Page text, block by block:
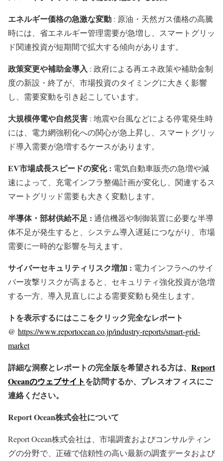
エネルギー価格の急激な変動 : 原油・天然ガス価格の高騰
時には、省エネルギー管理需要が急増し、スマートグリッ
ド関連投資が短期間で拡大する傾向があります。
政策変更や補助金導入 : 政府による再エネ政策や補助金制
度の新設・終了が、市場投資のタイミングに大きく影響
し、需要変動を引き起こしています。
大規模停電や自然災害 : 地震や台風などによる停電発生時
には、電力網強靭化への関心が急上昇し、スマートグリッ
ド導入需要が急増するケースがあります。
EV市場成長スピードの変化 : 電気自動車販売の急増や減
速によって、充電インフラ整備計画が変化し、関連するス
マートグリッド需要も大きく変動します。
半導体・部材供給不足 : 通信機器や制御装置に必要な半導
体不足が発生すると、システム導入遅延につながり、市場
需要に一時的な影響を与えます。
サイバーセキュリティリスク増加 : 電力インフラへのサイ
バー攻撃リスクが高まると、セキュリティ強化投資が急増
する一方、導入見直しによる需要変動も発生します。
トを表示するにはここをクリック完全なレポート
@ https://www.reportocean.co.jp/industry-reports/smart-grid-
market
詳細な洞察とレポートの完全版を希望される方は、 Report
Oceanのウェブサイトを訪問するか、プレスオフィスにご
連絡ください。
Report Ocean株式会社について
Report Ocean株式会社は、市場調査およびコンサルティン
グの分野で、正確で信頼性の高い最新の調査データおよび